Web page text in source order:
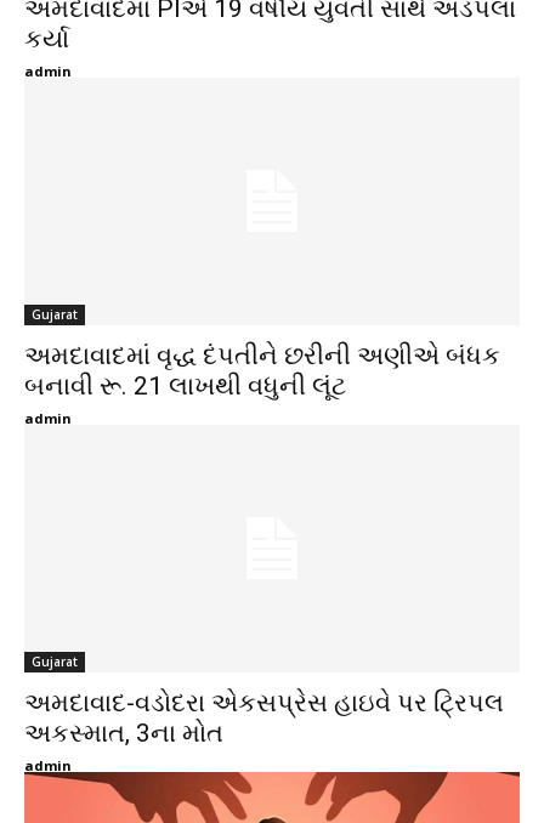
અમદાવાદમાં PIએ 19 વર્ષીય યુવતી સાથે અડપલાં
કર્યા
admin
Gujarat
અમદાવાદમાં વૃદ્ધ દંપતીને છરીની અણીએ બંધક
બનાવી રૂ. 21 લાખથી વધુની લૂંટ
admin
Gujarat
અમદાવાદ-વડોદરા એકસપ્રેસ હાઇવે પર ટ્રિપલ
અકસ્માત, 3ના મોત
admin